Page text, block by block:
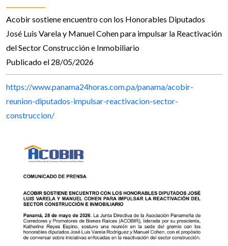
Acobir sostiene encuentro con los Honorables Diputados
José Luis Varela y Manuel Cohen para impulsar la Reactivación
del Sector Construcción e Inmobiliario
Publicado el 28/05/2026
https://www.panama24horas.com.pa/panama/acobir-
reunion-diputados-impulsar-reactivacion-sector-
construccion/